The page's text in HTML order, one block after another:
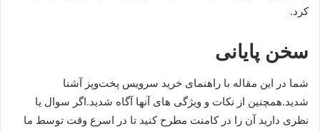
کرد.
سخن پایانی
شما در این مقاله با راهنمای خرید سرویس پخت‌وپز آشنا
شدید.همچنین از نکات و ویژگی های آنها آگاه شدید.اگر سوال یا
نظری دارید آن را در کامنت مطرح کنید تا در اسرع وقت توسط ما